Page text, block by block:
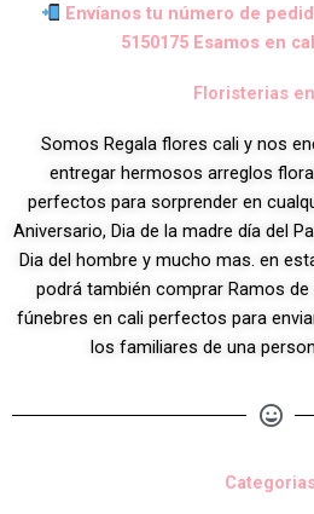
Envíanos tu número de
5150175 Esamos en
Floristerias
Somos Regala flores cali y nos
entregar hermosos arreglos
perfectos para sorprender en
Aniversario, Dia de la madre día del
Dia del hombre y mucho mas. en
podrá también comprar Ramos
fúnebres en cali perfectos para
los familiares de una